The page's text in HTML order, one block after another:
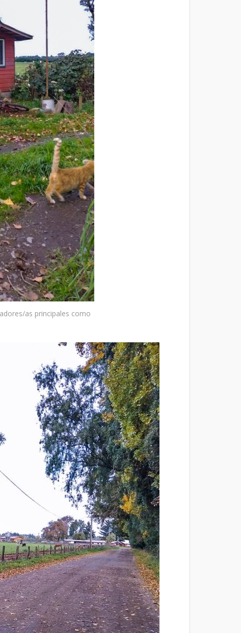
as principales como